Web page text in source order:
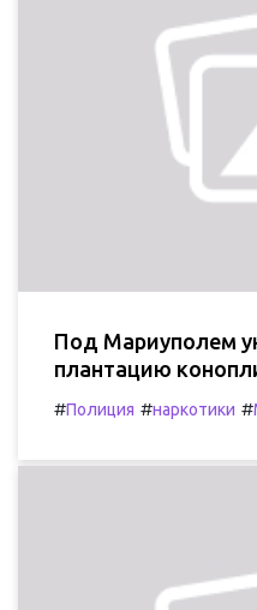
Под Мариуполем
плантацию
#Полиция #наркотики #